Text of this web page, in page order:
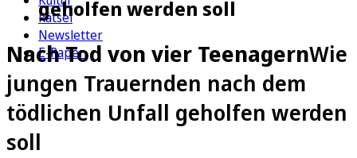
Rätsel
Newsletter
E-Paper
geholfen werden soll
Nach Tod von vier TeenagernWie
jungen Trauernden nach dem
tödlichen Unfall geholfen werden
soll